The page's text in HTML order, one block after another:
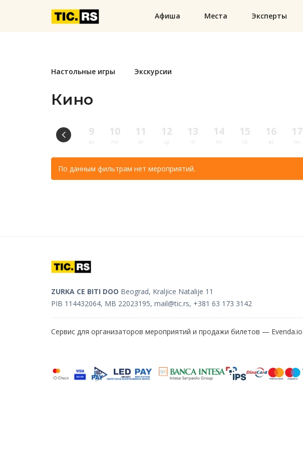
Афиша Места Эксперты
Настольные игры Экскурсии
Кино
9
вс
10
пн
11
вт
12
ср
13
чт
14
пт
15
сб
16
вс
17
пн
По данным фильтрам нет мероприятий.
ZURKA CE BITI DOO Beograd, Kraljice Natalije 11
PIB 114432064, MB 22023195, mail@tic.rs, +381 63 173 3142
Сервис для организаторов мероприятий и продажи билетов — Evenda.io